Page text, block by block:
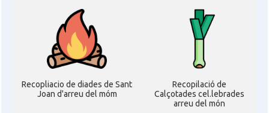
Recopliacio de diades de Sant
Joan d'arreu del móm
Recopilació de
Calçotades cel.lebrades
arreu del món